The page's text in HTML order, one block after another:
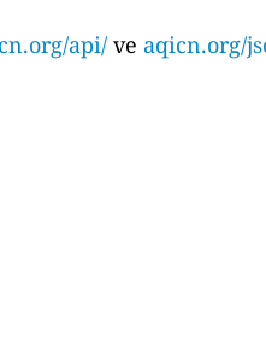
api/ ve aqicn.org/